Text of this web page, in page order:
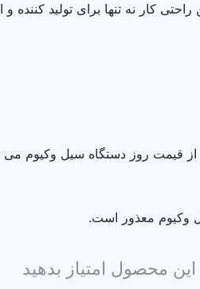
کار نه تنها برای تولید کننده و
از قیمت روز دستگاه سیل وکیوم
وکیوم معذور است.
این محصول امتیاز بدهید